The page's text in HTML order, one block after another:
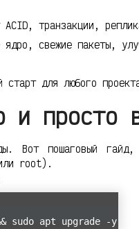
ACID, транзакции,
ядро, свежие пакеты,
старт для любого
и просто
Вот пошаговый
root).
sudo apt upgrade -y